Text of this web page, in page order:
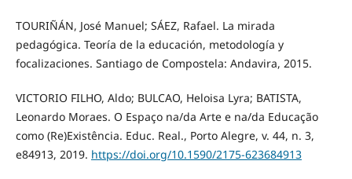
TOURIÑÁN, José Manuel; SÁEZ, Rafael. La mirada
pedagógica. Teoría de la educación, metodología y
focalizaciones. Santiago de Compostela: Andavira, 2015.
VICTORIO FILHO, Aldo; BULCAO, Heloisa Lyra; BATISTA,
Leonardo Moraes. O Espaço na/da Arte e na/da Educação
como (Re)Existência. Educ. Real., Porto Alegre, v. 44, n. 3,
e84913, 2019. https://doi.org/10.1590/2175-623684913